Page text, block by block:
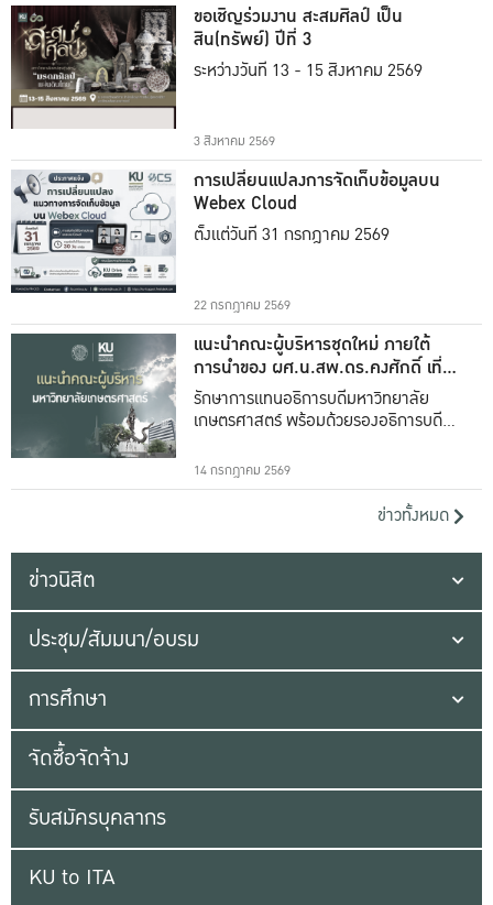
ขอเชิญร่วมงาน สะสมศิลป์ เป็น
สิน(ทรัพย์) ปีที่ 3
ระหว่างวันที่ 13 - 15 สิงหาคม 2569
3 สิงหาคม 2569
การเปลี่ยนแปลงการจัดเก็บข้อมูลบน
Webex Cloud
ตั้งแต่วันที่ 31 กรกฎาคม 2569
22 กรกฎาคม 2569
แนะนำคณะผู้บริหารชุดใหม่ ภายใต้
การนำของ ผศ.น.สพ.ดร.คงศักดิ์ เที่ยง
ธรรม
รักษาการแทนอธิการบดีมหาวิทยาลัย
เกษตรศาสตร์ พร้อมด้วยรองอธิการบดีทั้ง
14 กรกฎาคม 2569
ข่าวทั้งหมด
ข่าวนิสิต
ประชุม/สัมมนา/อบรม
การศึกษา
จัดซื้อจัดจ้าง
รับสมัครบุคลากร
KU to ITA